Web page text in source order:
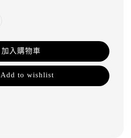
加入購物車
Add to wishlist